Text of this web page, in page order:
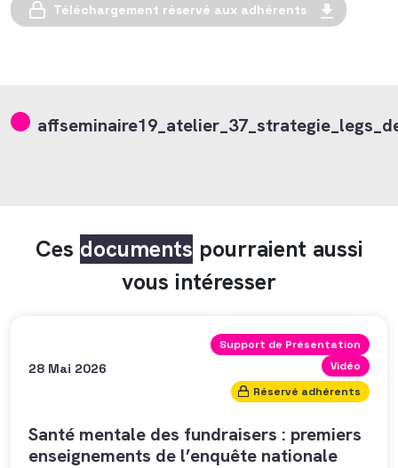
Téléchargement réservé aux adhérents
Ces documents pourraient aussi
vous intéresser
28 Mai 2026
Support de Présentation
Vidéo
Réservé adhérents
Santé mentale des fundraisers : premiers
enseignements de l’enquête nationale